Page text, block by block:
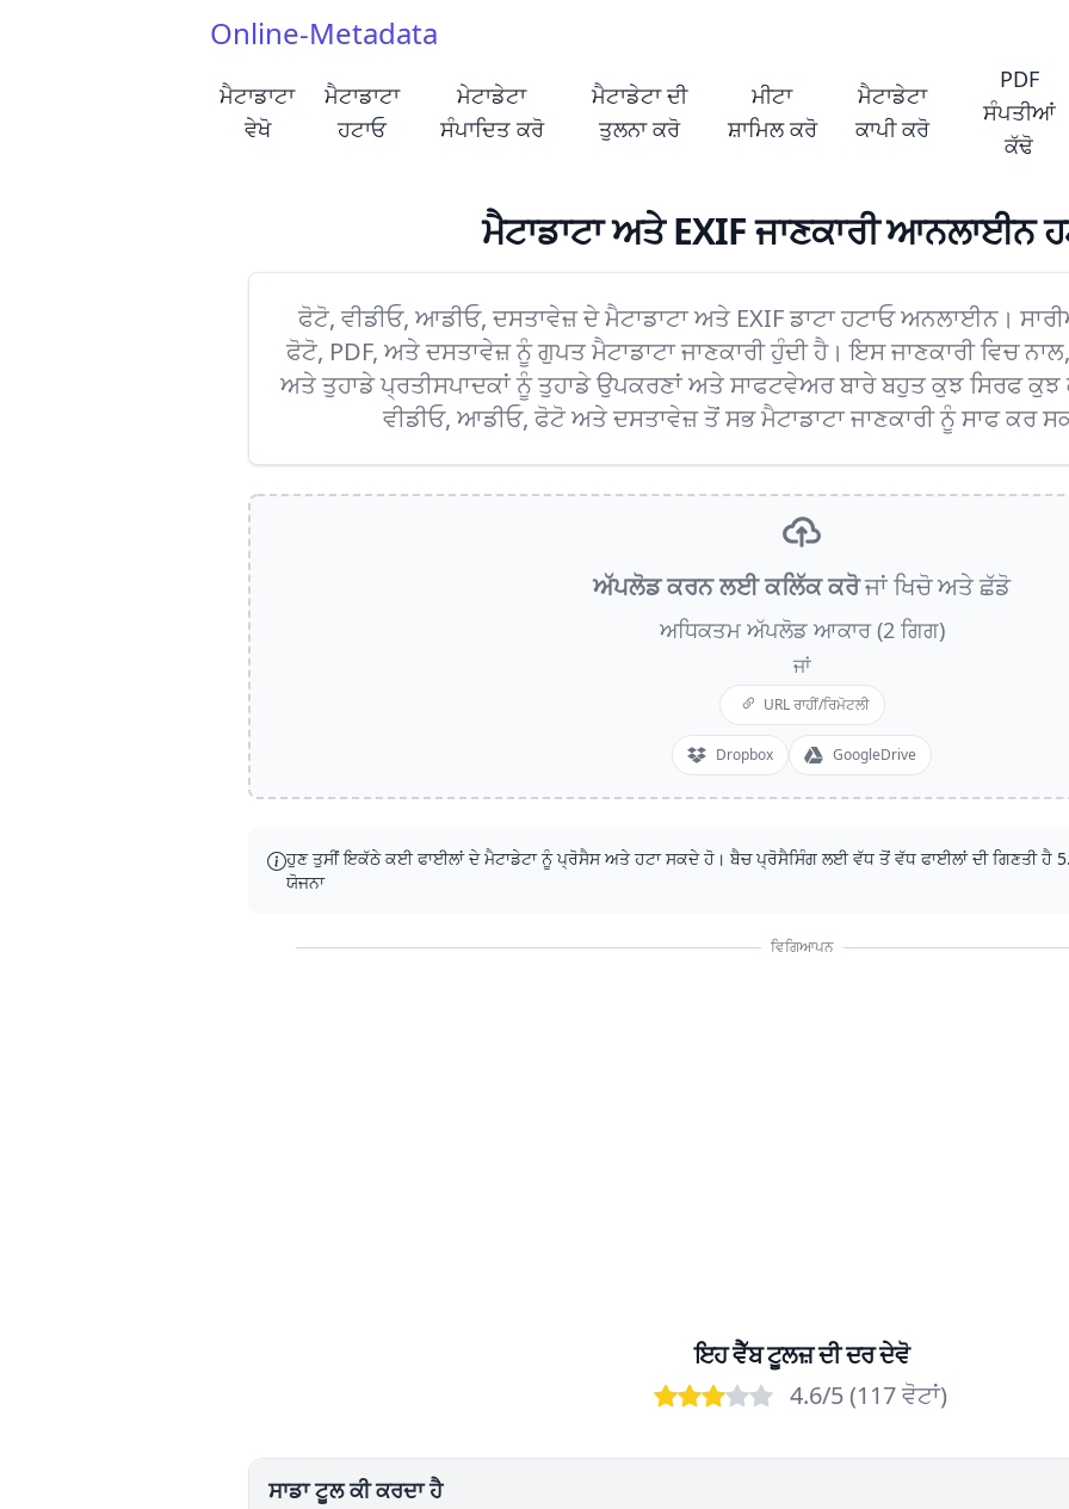
Online-Metadata
ਮੈਟਾਡਾਟਾ
ਵੇਖੋ
ਮੈਟਾਡਾਟਾ
ਹਟਾਓ
ਮੇਟਾਡੇਟਾ
ਸੰਪਾਦਿਤ ਕਰੋ
ਮੈਟਾਡੇਟਾ ਦੀ
ਤੁਲਨਾ ਕਰੋ
ਮੀਟਾ
ਸ਼ਾਮਿਲ ਕਰੋ
ਮੈਟਾਡੇਟਾ
ਕਾਪੀ ਕਰੋ
PDF
ਸੰਪਤੀਆਂ
ਕੱਢੋ
ਮੈਟਾਡਾਟਾ ਅਤੇ EXIF ਜਾਣਕਾਰੀ ਆਨਲਾਈਨ
ਫੋਟੋ, ਵੀਡੀਓ, ਆਡੀਓ, ਦਸਤਾਵੇਜ਼ ਦੇ ਮੈਟਾਡਾਟਾ ਅਤੇ EXIF ਡਾਟਾ ਹਟਾਓ ਅਨਲਾਈਨ।
ਫੋਟੋ, PDF, ਅਤੇ ਦਸਤਾਵੇਜ਼ ਨੂੰ ਗੁਪਤ ਮੈਟਾਡਾਟਾ ਜਾਣਕਾਰੀ ਹੁੰਦੀ ਹੈ। ਇਸ ਜਾਣਕਾਰੀ ਵਿਚ
ਅਤੇ ਤੁਹਾਡੇ ਪ੍ਰਤੀਸਪਾਦਕਾਂ ਨੂੰ ਤੁਹਾਡੇ ਉਪਕਰਣਾਂ ਅਤੇ ਸਾਫਟਵੇਅਰ ਬਾਰੇ ਬਹੁਤ ਕੁਝ ਸਿਰਫ ਕੁਝ
ਵੀਡੀਓ, ਆਡੀਓ, ਫੋਟੋ ਅਤੇ ਦਸਤਾਵੇਜ਼ ਤੋਂ ਸਭ ਮੈਟਾਡਾਟਾ ਜਾਣਕਾਰੀ ਨੂੰ ਸਾਫ ਕਰ
ਅੱਪਲੋਡ ਕਰਨ ਲਈ ਕਲਿੱਕ ਕਰੋਜਾਂ ਖਿਚੋ ਅਤੇ ਛੱਡੋ
ਅਧਿਕਤਮ ਅੱਪਲੋਡ ਆਕਾਰ (2 ਗਿਗ)
ਜਾਂ
URL ਰਾਹੀਂ/ਰਿਮੋਟਲੀ
Dropbox GoogleDrive
ਹੁਣ ਤੁਸੀਂ ਇਕੱਠੇ ਕਈ ਫਾਈਲਾਂ ਦੇ ਮੈਟਾਡੇਟਾ ਨੂੰ ਪ੍ਰੋਸੈਸ ਅਤੇ ਹਟਾ ਸਕਦੇ ਹੋ। ਬੈਚ ਪ੍ਰੋਸੈਸਿੰਗ ਲਈ ਵੱਧ ਤੋਂ ਵੱਧ ਫਾਈਲਾਂ ਦੀ ਗਿਣਤੀ ਹੈ 5.
ਯੋਜਨਾ
ਵਿਗਿਆਪਨ
ਇਹ ਵੈੱਬ ਟੂਲਜ਼ ਦੀ ਦਰ ਦੇਵੋ
BadPoor
OKGoodExcellent
4.6/5 (117ਵੋਟਾਂ)
ਸਾਡਾ ਟੂਲ ਕੀ ਕਰਦਾ ਹੈ